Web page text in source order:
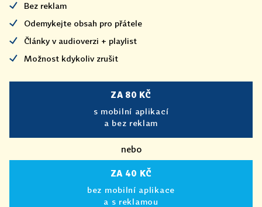
Bez reklam
Odemykejte obsah pro přátele
Články v audioverzi + playlist
Možnost kdykoliv zrušit
ZA 80 KČ
s mobilní aplikací
a bez reklam
nebo
ZA 40 KČ
bez mobilní aplikace
a s reklamou